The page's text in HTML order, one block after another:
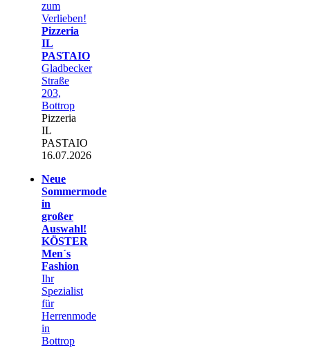
zum
Verlieben!
Pizzeria
IL
PASTAIO
Gladbecker
Straße
203,
Bottrop
Pizzeria
IL
PASTAIO
16.07.2026
Neue
Sommermode
in
großer
Auswahl!
KÖSTER
Men´s
Fashion
Ihr
Spezialist
für
Herrenmode
in
Bottrop